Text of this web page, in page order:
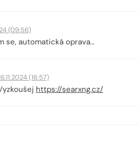
(09:56)
se, automatická oprava…
(16:57)
https://searxng.cz/